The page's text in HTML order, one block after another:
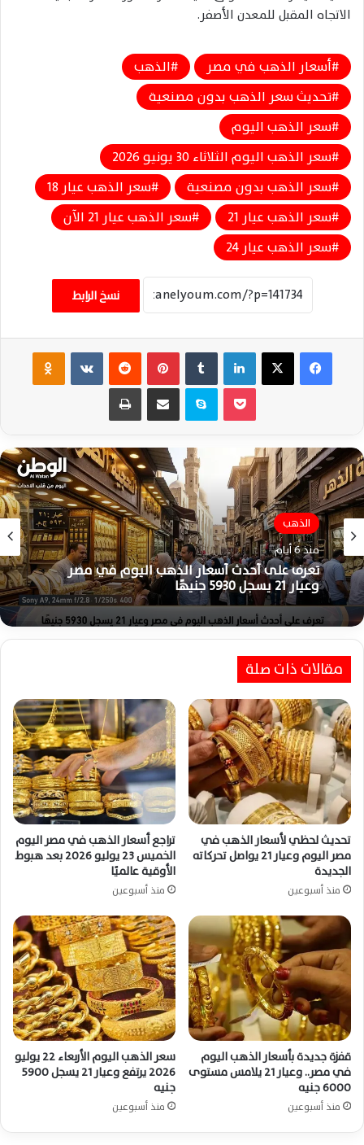
الاتجاه المقبل للمعدن الأصفر.
أسعار الذهب في مصر
الذهب
تحديث سعر الذهب بدون مصنعية
سعر الذهب اليوم
سعر الذهب اليوم الثلاثاء 30 يونيو 2026
سعر الذهب بدون مصنعية
سعر الذهب عيار 18
سعر الذهب عيار 21
سعر الذهب عيار 21 الآن
سعر الذهب عيار 24
نسخ الرابط
فيسبوك ‫X لينكدإن بينتيريست ‏VKontakte
سكايب مشاركة عبر البريد طباعة
الذهب
منذ 6 أيام
تعرف على أحدث أسعار الذهب اليوم في مصر
وعيار 21 يسجل 5930 جنيهًا
مقالات ذات صلة
تحديث لحظي لأسعار الذهب في
مصر اليوم وعيار 21 يواصل تحركاته
الجديدة
منذ أسبوعين
تراجع أسعار الذهب في مصر اليوم
الخميس 23 يوليو 2026 بعد هبوط
الأوقية عالميًا
منذ أسبوعين
قفزة جديدة بأسعار الذهب اليوم
في مصر.. وعيار 21 يلامس مستوى
6000 جنيه
منذ أسبوعين
سعر الذهب اليوم الأربعاء 22 يوليو
2026 يرتفع وعيار 21 يسجل 5900
جنيه
منذ أسبوعين